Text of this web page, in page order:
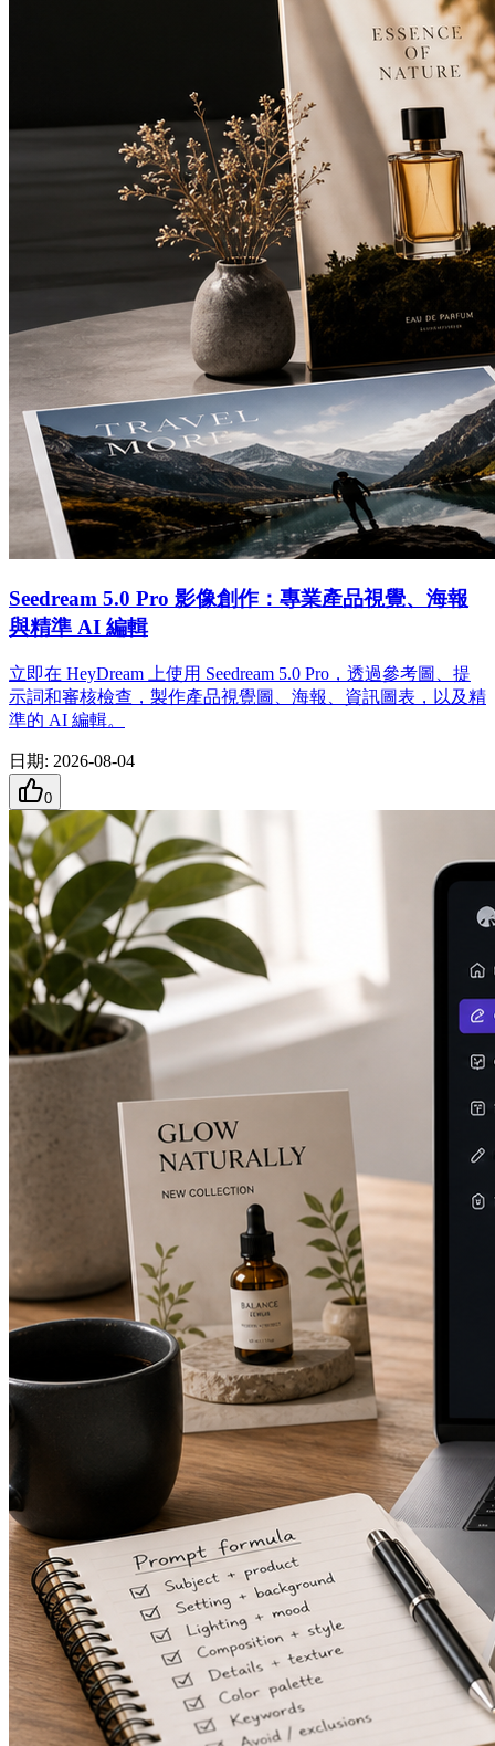
Seedream 5.0 Pro 影像創作：專業產品視覺、海報
與精準 AI 編輯
立即在 HeyDream 上使用 Seedream 5.0 Pro，透過參考圖、提
示詞和審核檢查，製作產品視覺圖、海報、資訊圖表，以及精
準的 AI 編輯。
日期: 2026-08-04
0